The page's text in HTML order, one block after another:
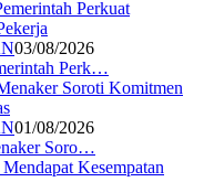
03/08/2026
Perk…
01/08/2026
Soro…